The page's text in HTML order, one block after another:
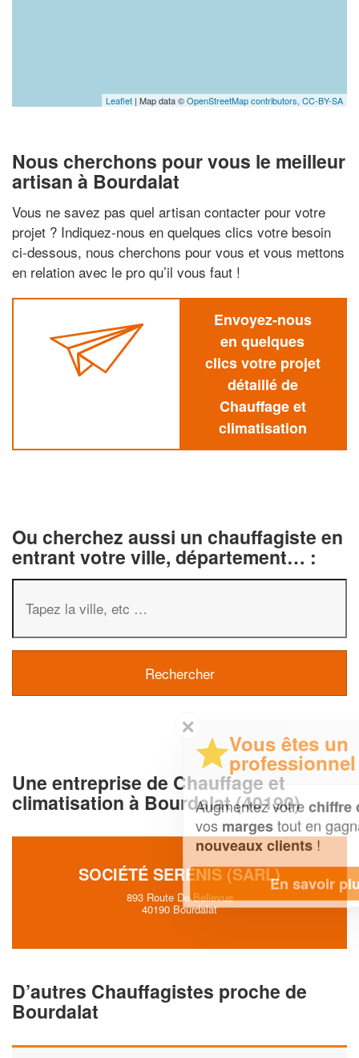
Leaflet | Map data ©OpenStreetMap contributors, CC-BY-SA
Nous cherchons pour vous le meilleur
artisan à Bourdalat
Vous ne savez pas quel artisan contacter pour votre
projet ? Indiquez-nous en quelques clics votre besoin
ci-dessous, nous cherchons pour vous et vous mettons
en relation avec le pro qu’il vous faut !
Envoyez-nous
en quelques
clics votre projet
détaillé de
Chauffage et
climatisation
Ou cherchez aussi un chauffagiste en
entrant votre ville, département… :
Une entreprise de Chauffage et
climatisation à Bourdalat (40190)
SOCIÉTÉ SERENIS (SARL)
893 Route De Bellevue
40190 Bourdalat
D’autres Chauffagistes proche de
Bourdalat
Vous êtes un
professionnel ?
Augmentez votrechiffre d'affaireset
tout en gagnant de
nouveaux clients!
En savoir plus